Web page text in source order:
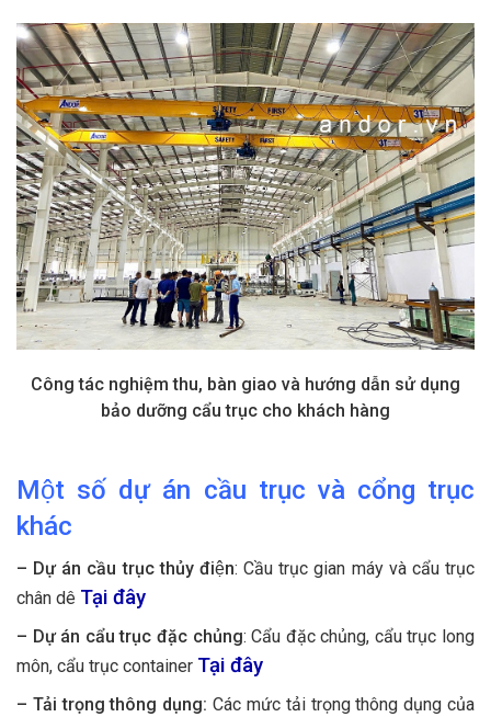
Công tác nghiệm thu, bàn giao và hướng dẫn sử dụng
bảo dưỡng cẩu trục cho khách hàng
Một số dự án cầu trục và cổng trục
khác
– Dự án cầu trục thủy điện: Cầu trục gian máy và cẩu trục
chân dê Tại đây
– Dự án cẩu trục đặc chủng: Cẩu đặc chủng, cẩu trục long
môn, cẩu trục container Tại đây
– Tải trọng thông dụng: Các mức tải trọng thông dụng của